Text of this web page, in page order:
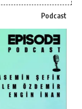
Podcast